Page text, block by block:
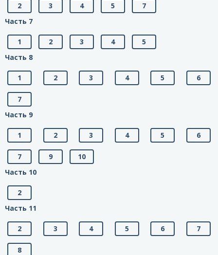
2 3 4 5
7
Часть 7
1 2 3 4
5
Часть 8
1 2 3 4 5 6
7
Часть 9
1 2 3 4 5 6
7 9
10
Часть 10
2
Часть 11
2 3 4 5 6 7
8